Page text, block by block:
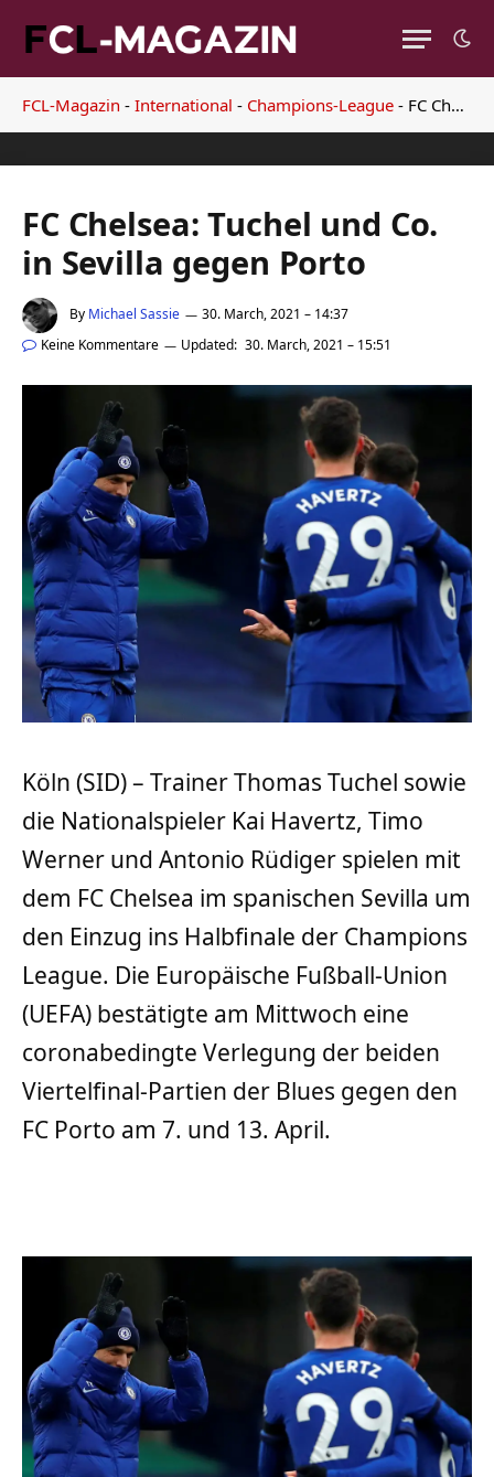
FCL-Magazin - International - Champions-League - FC Chelsea: Tuchel und Co. in Sevilla gegen Porto
FC Chelsea: Tuchel und Co.
in Sevilla gegen Porto
By Michael Sassie
30. March, 2021 – 14:37
Keine Kommentare
Updated: 30. March, 2021 – 15:51
Köln (SID) – Trainer Thomas Tuchel sowie
die Nationalspieler Kai Havertz, Timo
Werner und Antonio Rüdiger spielen mit
dem FC Chelsea im spanischen Sevilla um
den Einzug ins Halbfinale der Champions
League. Die Europäische Fußball-Union
(UEFA) bestätigte am Mittwoch eine
coronabedingte Verlegung der beiden
Viertelfinal-Partien der Blues gegen den
FC Porto am 7. und 13. April.